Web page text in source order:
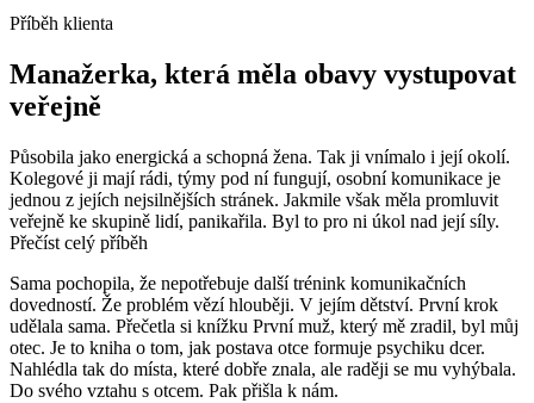
Příběh klienta
Manažerka, která měla obavy vystupovat
veřejně
Působila jako energická a schopná žena. Tak ji vnímalo i její okolí.
Kolegové ji mají rádi, týmy pod ní fungují, osobní komunikace je
jednou z jejích nejsilnějších stránek. Jakmile však měla promluvit
veřejně ke skupině lidí, panikařila. Byl to pro ni úkol nad její síly.
Přečíst celý příběh
Sama pochopila, že nepotřebuje další trénink komunikačních
dovedností. Že problém vězí hlouběji. V jejím dětství. První krok
udělala sama. Přečetla si knížku První muž, který mě zradil, byl můj
otec. Je to kniha o tom, jak postava otce formuje psychiku dcer.
Nahlédla tak do místa, které dobře znala, ale raději se mu vyhýbala.
Do svého vztahu s otcem. Pak přišla k nám.